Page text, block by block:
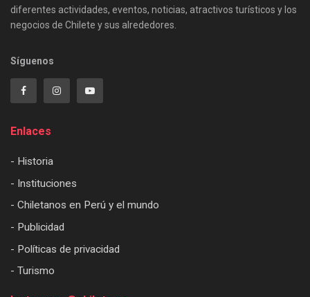
diferentes actividades, eventos, noticias, atractivos turísticos y los
negocios de Chilete y sus alrededores.
Síguenos
Enlaces
- Historia
- Instituciones
- Chiletanos en Perú y el mundo
- Publicidad
- Políticas de privacidad
- Turismo